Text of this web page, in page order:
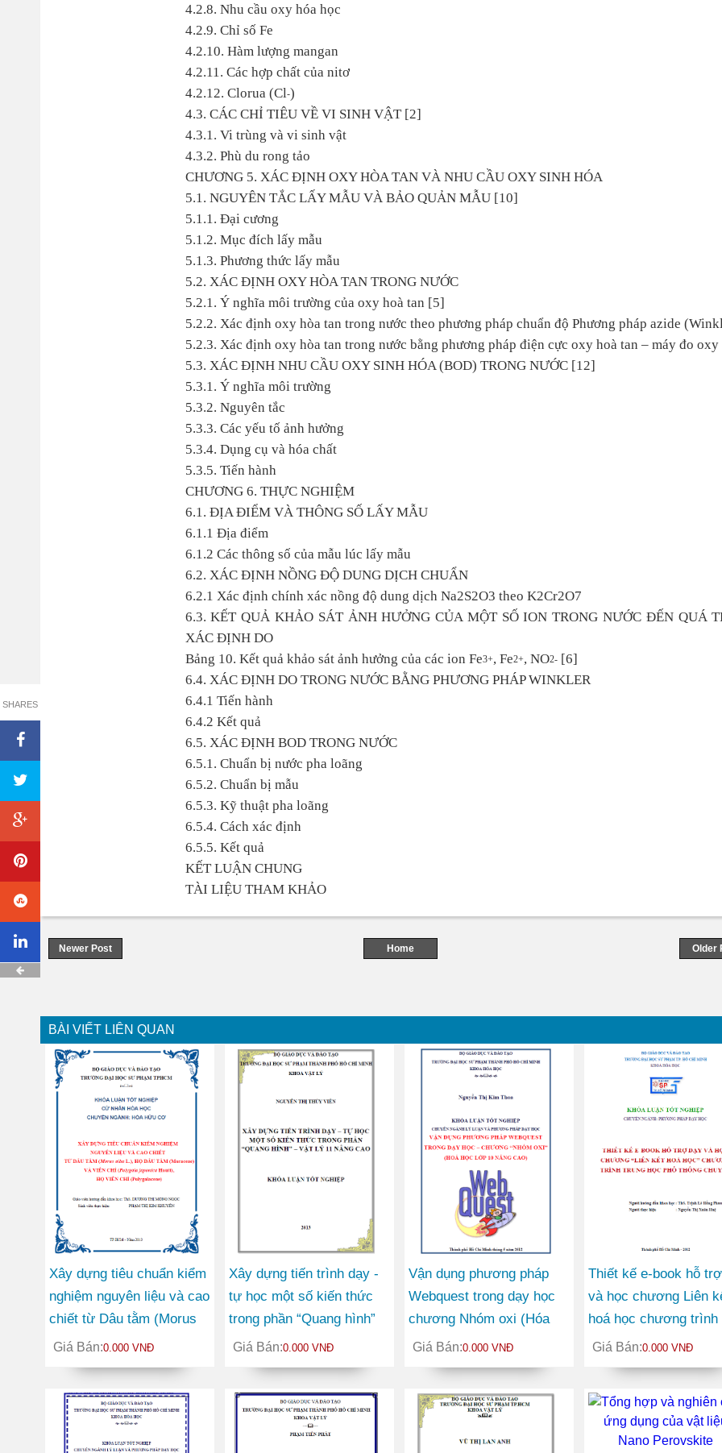
SHARES
4.2.8. Nhu cầu oxy hóa học
4.2.9. Chỉ số Fe
4.2.10. Hàm lượng mangan
4.2.11. Các hợp chất của nitơ
4.2.12. Clorua (Cl-)
4.3. CÁC CHỈ TIÊU VỀ VI SINH VẬT [2]
4.3.1. Vi trùng và vi sinh vật
4.3.2. Phù du rong tảo
CHƯƠNG 5. XÁC ĐỊNH OXY HÒA TAN VÀ NHU CẦU OXY SINH HÓA
5.1. NGUYÊN TẮC LẤY MẪU VÀ BẢO QUẢN MẪU [10]
5.1.1. Đại cương
5.1.2. Mục đích lấy mẫu
5.1.3. Phương thức lấy mẫu
5.2. XÁC ĐỊNH OXY HÒA TAN TRONG NƯỚC
5.2.1. Ý nghĩa môi trường của oxy hoà tan [5]
5.2.2. Xác định oxy hòa tan trong nước theo phương pháp chuẩn độ Phương pháp azide
5.2.3. Xác định oxy hòa tan trong nước bằng phương pháp điện cực oxy hoà tan – máy đo oxy
5.3. XÁC ĐỊNH NHU CẦU OXY SINH HÓA (BOD) TRONG NƯỚC [12]
5.3.1. Ý nghĩa môi trường
5.3.2. Nguyên tắc
5.3.3. Các yếu tố ảnh hưởng
5.3.4. Dụng cụ và hóa chất
5.3.5. Tiến hành
CHƯƠNG 6. THỰC NGHIỆM
6.1. ĐỊA ĐIỂM VÀ THÔNG SỐ LẤY MẪU
6.1.1 Địa điểm
6.1.2 Các thông số của mẫu lúc lấy mẫu
6.2. XÁC ĐỊNH NỒNG ĐỘ DUNG DỊCH CHUẨN
6.2.1 Xác định chính xác nồng độ dung dịch Na2S2O3 theo K2Cr2O7
6.3. KẾT QUẢ KHẢO SÁT ẢNH HƯỞNG CỦA MỘT SỐ ION TRONG NƯỚC ĐẾN QUÁ
XÁC ĐỊNH DO
Bảng 10. Kết quả khảo sát ảnh hưởng của các ion Fe3+, Fe2+, NO2-[6]
6.4. XÁC ĐỊNH DO TRONG NƯỚC BẰNG PHƯƠNG PHÁP WINKLER
6.4.1 Tiến hành
6.4.2 Kết quả
6.5. XÁC ĐỊNH BOD TRONG NƯỚC
6.5.1. Chuẩn bị nước pha loãng
6.5.2. Chuẩn bị mẫu
6.5.3. Kỹ thuật pha loãng
6.5.4. Cách xác định
6.5.5. Kết quả
KẾT LUẬN CHUNG
TÀI LIỆU THAM KHẢO
Newer Post Older
Home
BÀI VIẾT LIÊN QUAN
Xây dựng tiêu chuẩn kiểm
nghiệm nguyên liệu và cao
chiết từ Dâu tằm (Morus
alba L.), họ Dâu tằm
(Moraceae) và Viễn chí
họ Viễn chí
(Polygalaceae)
Giá Bán:0.000 VNĐ
Xây dựng tiến trình dạy -
tự học một số kiến thức
trong phần “Quang hình”
Vật lý 11 nâng cao
Giá Bán:0.000 VNĐ
Vận dụng phương pháp
Webquest trong dạy học
chương Nhóm oxi (Hóa
học lớp 10 nâng cao)
Giá Bán:0.000 VNĐ
Thiết kế e-book hỗ
và học chương Liên
hoá học chương trình
trung học phổ thông
chuyên
Giá Bán:0.000 VNĐ